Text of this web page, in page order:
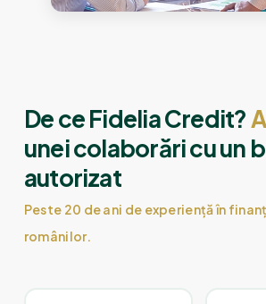
De ce Fidelia Credit?
unei colaborări cu un
autorizat
Peste 20 de ani de experiență în
românilor.